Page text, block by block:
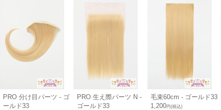
PRO 分け目パーツ - ゴ
ールド33
PRO 生え際パーツ N -
ゴールド33
毛束60cm - ゴールド33
1,200円(税込)